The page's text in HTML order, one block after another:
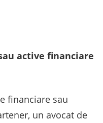
active financiare
financiare sau
un avocat de